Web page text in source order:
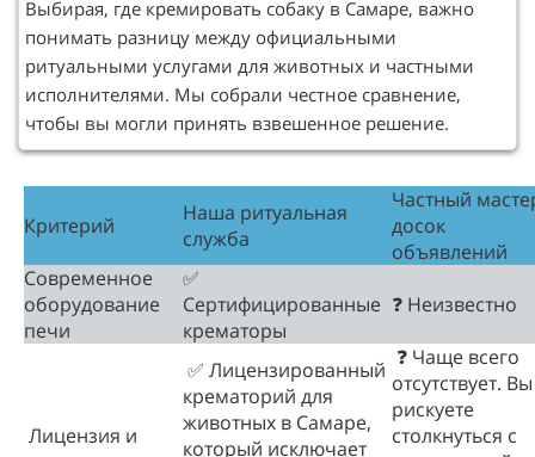
Выбирая, где кремировать собаку в Самаре, важно
понимать разницу между официальными
ритуальными услугами для животных и частными
исполнителями. Мы собрали честное сравнение,
чтобы вы могли принять взвешенное решение.
Критерий
Наша ритуальная
служба
Частный
досок
объявлений
Современное
оборудование
печи
✅
Сертифицированные
крематоры
❓ Неизвестно
Лицензия и
✅ Лицензированный
крематорий для
животных в Самаре,
который исключает
❓ Чаще всего
отсутствует. Вы
рискуете
столкнуться с